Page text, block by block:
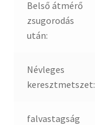
Belső átmérő
zsugorodás
után:
Névleges
keresztmetszet:
falvastagság